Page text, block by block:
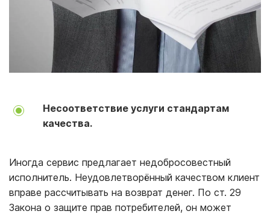
Несоответствие услуги стандартам
качества.
Иногда сервис предлагает недобросовестный
исполнитель. Неудовлетворённый качеством клиент
вправе рассчитывать на возврат денег. По ст. 29
Закона о защите прав потребителей, он может